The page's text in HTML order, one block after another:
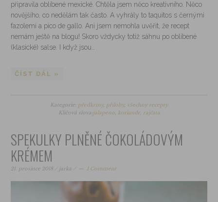
připravila oblíbené mexické. Chtěla jsem něco kreativního. Něco
novějšího, co nedělám tak často. A vyhrály to taquitos s černými
fazolemi a pico de gallo. Ani jsem nemohla uvěřit, že recept
nemám ještě na blogu! Skoro vždycky totiž sáhnu po oblíbené
(klasické) salse. I když jsou…
ČÍST DÁL »
Kategorie: předkrmy, přílohy, všechny recepty
Klíčová slova:jalapeno, koriandr, rajčata
SPEKULKY PLNĚNÉ ČOKOLÁDOVÝM
KRÉMEM
21. prosince 2018 jarka 1 Comment